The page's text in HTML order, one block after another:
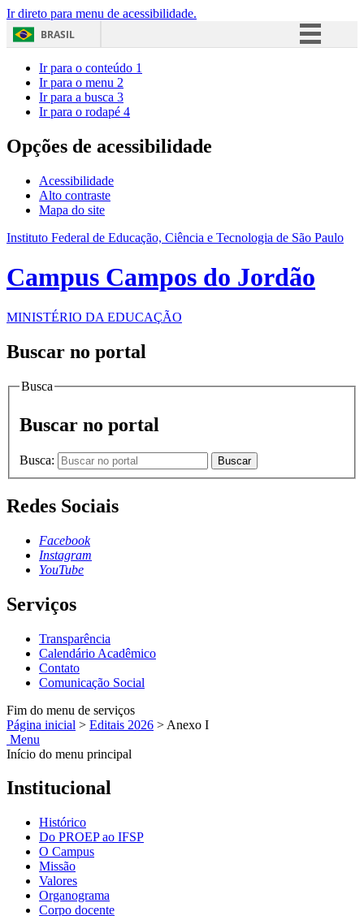
Ir direto para menu de acessibilidade.
BRASIL
Acesso à informação
Ir para o conteúdo 1
Ir para o menu 2
Ir para a busca 3
Ir para o rodapé 4
Opções de acessibilidade
Acessibilidade
Alto contraste
Mapa do site
Instituto Federal de Educação, Ciência e Tecnologia de São Paulo
Campus Campos do Jordão
MINISTÉRIO DA EDUCAÇÃO
Buscar no portal
Busca
Buscar no portal
Busca: Buscar
Redes Sociais
Facebook
Instagram
YouTube
Serviços
Transparência
Calendário Acadêmico
Contato
Comunicação Social
Fim do menu de serviços
Página inicial > Editais 2026 > Anexo I
Menu
Início do menu principal
Institucional
Histórico
Do PROEP ao IFSP
O Campus
Missão
Valores
Organograma
Corpo docente